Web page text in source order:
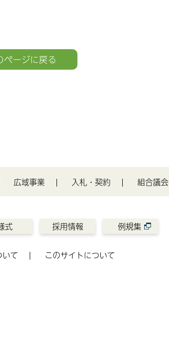
ページに戻る
広域事業 入札・契約 組合議会
式 採用情報 例規集
て
このサイトについて